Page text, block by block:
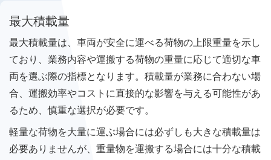
最大積載量
最大積載量は、車両が安全に運べる荷物の上限重量を示し
ており、業務内容や運搬する荷物の重量に応じて適切な車
両を選ぶ際の指標となります。積載量が業務に合わない場
合、運搬効率やコストに直接的な影響を与える可能性があ
るため、慎重な選択が必要です。
軽量な荷物を大量に運ぶ場合には必ずしも大きな積載量は
必要ありませんが、重量物を運搬する場合には十分な積載